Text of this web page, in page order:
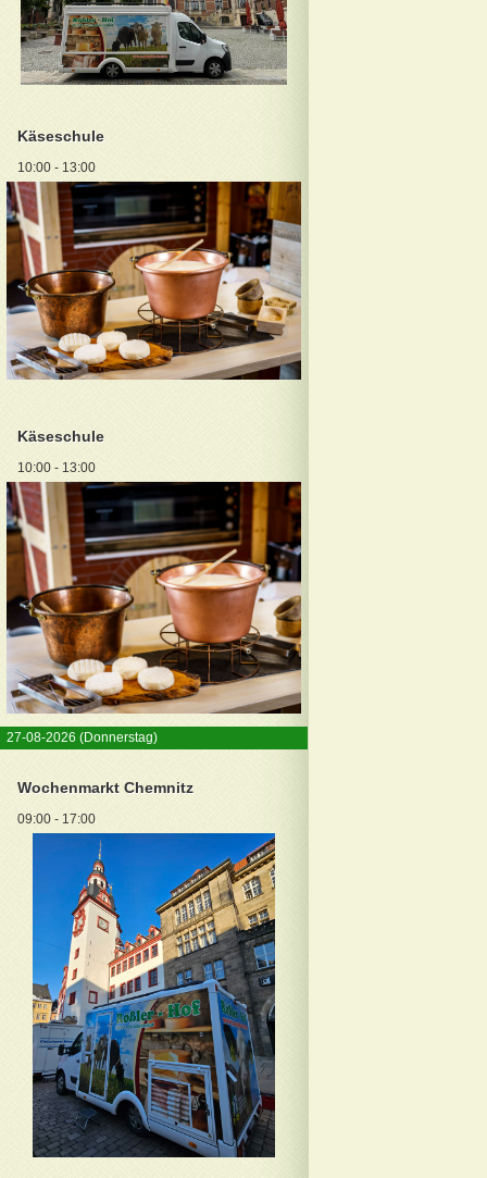
Käseschule
10:00 - 13:00
Käseschule
10:00 - 13:00
27-08-2026 (Donnerstag)
Wochenmarkt Chemnitz
09:00 - 17:00